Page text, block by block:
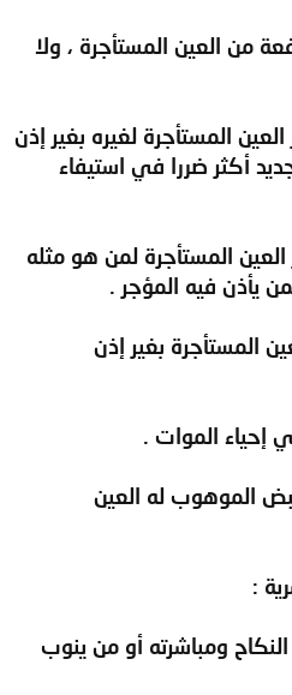
من العين المستأجرة ، ولا
المستأجرة لغيره بغير إذن
أكثر ضررا في استيفاء
العين المستأجرة لمن هو مثله
يأذن فيه المؤجر .
المستأجرة بغير إذن
الموهوب له العين
:
ومباشرته أو من ينوب